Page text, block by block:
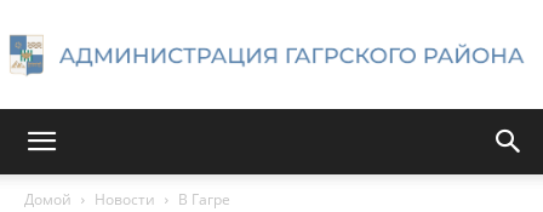
Домой Новости В Гагре